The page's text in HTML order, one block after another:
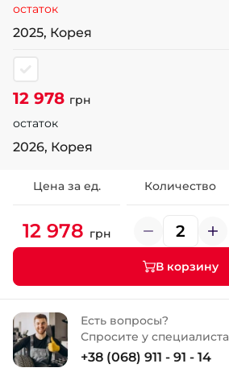
остаток
2025, Корея
12 978 грн
остаток
2026, Корея
Цена за ед. Количество
12 978 грн
В корзину
Есть вопросы?
Спросите у специалиста
+38 (068) 911 - 91 - 14